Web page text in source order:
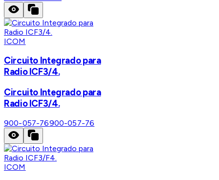
ICOM
Circuito Integrado para
Radio ICF3/4.
Circuito Integrado para
Radio ICF3/4.
900-057-76900-057-76
ICOM